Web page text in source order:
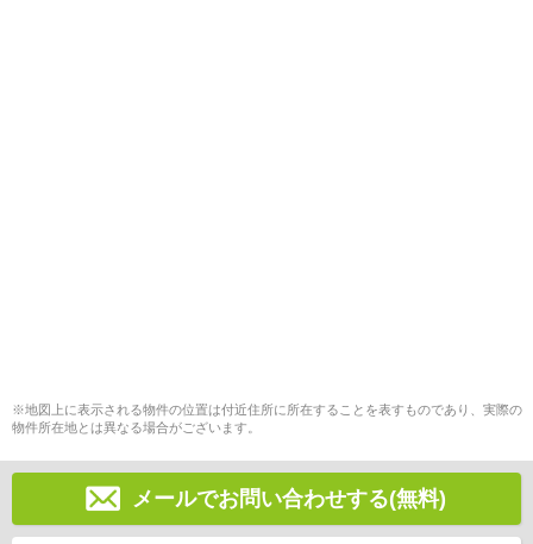
※地図上に表示される物件の位置は付近住所に所在することを表すものであり、実際の
物件所在地とは異なる場合がございます。
メールでお問い合わせする(無料)